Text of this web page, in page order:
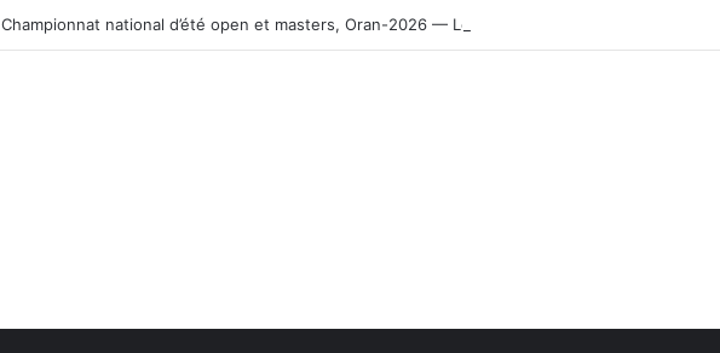
Championnat national d’été open et masters, Oran-2026 — Le CRB s’adjuge le titre